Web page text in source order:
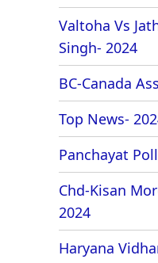
Valtoha Vs
Singh- 2024
BC-Canada
Top News-
Panchayat
Chd-Kisan
2024
Haryana